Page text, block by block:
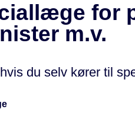
for
m.v.
du selv kører til